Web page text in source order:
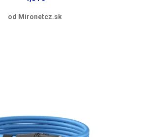
od Mironetcz.sk